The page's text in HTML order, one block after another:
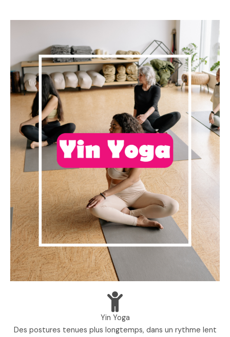
Yin Yoga
Des postures tenues plus longtemps, dans un rythme lent